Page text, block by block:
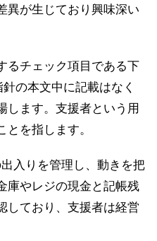
異が生じており興味深い
るチェック項目である下
の本文中に記載はなく
します。支援者という用
を指します。
入りを管理し、動きを把
庫やレジの現金と記帳残
しており、支援者は経営